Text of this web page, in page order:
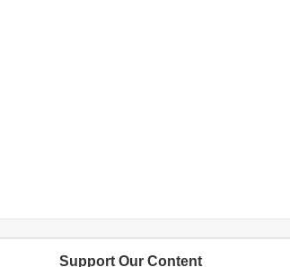
Support Our Content